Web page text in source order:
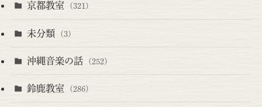
京都教室 (321)
未分類 (3)
沖縄音楽の話 (252)
鈴鹿教室 (286)